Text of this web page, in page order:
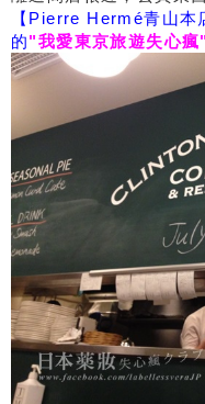
【Pierre Hermé青山
的"我愛東京旅遊失心瘋